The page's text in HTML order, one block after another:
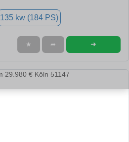
135 kw (184 PS)
★ ➦ ➜